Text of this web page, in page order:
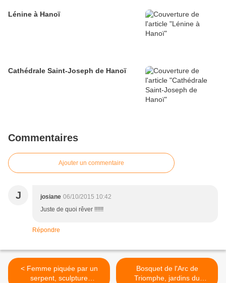
Lénine à Hanoï
Cathédrale Saint-Joseph de Hanoï
Commentaires
Ajouter un commentaire
J josiane 06/10/2015 10:42
Juste de quoi rêver !!!!!!
Répondre
< Femme piquée par un
serpent, sculpture
Bosquet de l'Arc de
Triomphe, jardins du